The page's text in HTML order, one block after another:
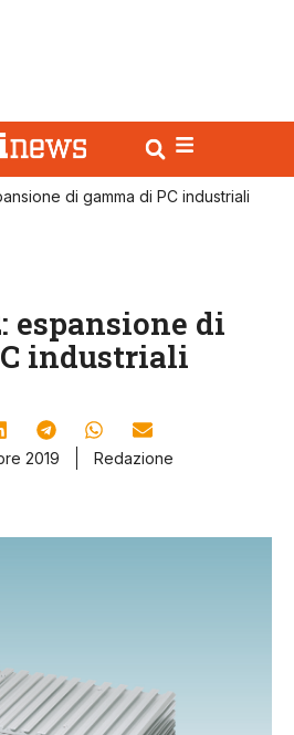
di gamma di PC industriali
espansione di
industriali
2019
Redazione